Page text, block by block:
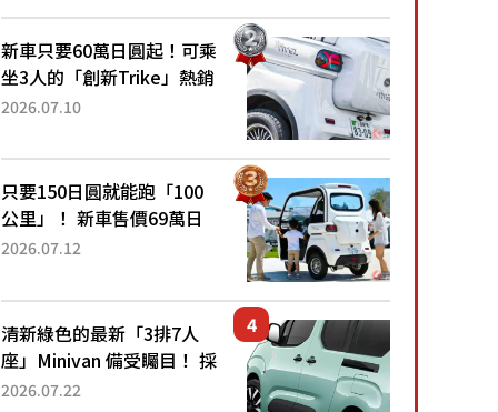
已陸續開始出口的新款
「B...
新車只要60萬日圓起！可乘
坐3人的「創新Trike」熱銷
大賣成為人氣車款！「養車
日圓就能跑100公里」「小
朋友坐得...
2026.07.10
只要150日圓就能跑「100
公里」！ 新車售價69萬日
圓的「3人座」Trike大受歡
為何能迅速熱賣？
2026.07.12
清新綠色的最新「3排7人
座」Minivan 備受矚目！ 採
用全長4.7公尺剛剛好的車
2026.07.22